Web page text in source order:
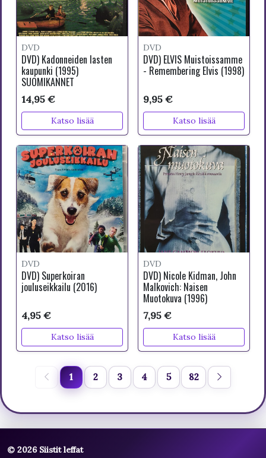
DVD
DVD) Kadonneiden lasten
kaupunki (1995)
SUOMIKANNET
14,95 €
Katso lisää
DVD
DVD) ELVIS Muistoissamme
- Remembering Elvis (1998)
9,95 €
Katso lisää
DVD
DVD) Superkoiran
jouluseikkailu (2016)
4,95 €
Katso lisää
DVD
DVD) Nicole Kidman, John
Malkovich: Naisen
Muotokuva (1996)
7,95 €
Katso lisää
1 2 3 4 5 82
© 2026 Siistit leffat